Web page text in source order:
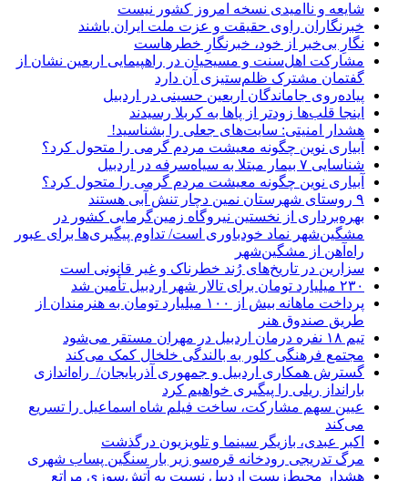
شایعه و ناامیدی نسخه امروز کشور نیست
خبرنگاران راوی حقیقت و عزت ملت ایران باشند
نگارِ بی‌خبر از خود، خبرنگارِ خطرهاست
مشارکت اهل‌سنت و مسیحیان در راهپیمایی اربعین نشان از
گفتمان مشترک ظلم‌ستیزی آن دارد
پیاده‌روی جاماندگان اربعین حسینی در اردبیل
اینجا قلب‌ها زودتر از پاها به کربلا رسیدند
هشدار امنیتی: سایت‌های جعلی را بشناسید!
آبیاری نوین چگونه معیشت مردم گرمی را متحول کرد؟
شناسایی ۷ بیمار مبتلا به سیاه‌سرفه در اردبیل
آبیاری نوین چگونه معیشت مردم گرمی را متحول کرد؟
۹ روستای شهرستان نمین دچار تنش آبی هستند
بهره‌برداری از نخستین نیروگاه زمین‌گرمایی کشور در
مشگین‌شهر نماد خودباوری است/ تداوم پیگیری‌ها برای عبور
راه‌آهن از مشگین‌شهر
سزارین در تاریخ‌های رُند خطرناک و غیر قانونی است
۲۳۰ میلیارد تومان برای تالار شهر اردبیل تأمین شد
پرداخت ماهانه بیش از ۱۰۰ میلیارد تومان به هنرمندان از
طریق صندوق هنر
تیم ۱۸ نفره درمان اردبیل در مهران مستقر می‌شود
مجتمع فرهنگی کلور به بالندگی خلخال کمک می‌کند
گسترش همکاری اردبیل و جمهوری آذربایجان/ راه‌اندازی
بارانداز ریلی را پیگیری خواهیم کرد
عیین سهم مشارکت، ساخت فیلم شاه‌ اسماعیل را تسریع
می‌کند
اکبر عبدی، بازیگر سینما و تلویزیون درگذشت
مرگ تدریجی رودخانه قره‌سو زیر بار سنگین پساب شهری
هشدار محیط‌زیست اردبیل نسبت به آتش‌سوزی مراتع